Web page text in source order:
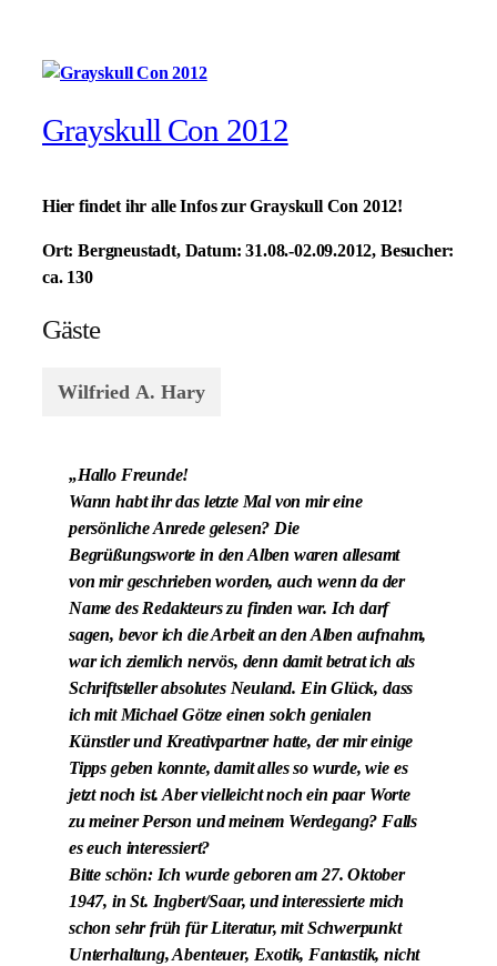
Grayskull Con 2012
Hier findet ihr alle Infos zur Grayskull Con 2012!
Ort:Bergneustadt, Datum: 31.08.-02.09.2012, Besucher:
ca. 130
Gäste
Wilfried A. Hary
„Hallo Freunde!
Wann habt ihr das letzte Mal von mir eine
persönliche Anrede gelesen? Die
Begrüßungsworte in den Alben waren allesamt
von mir geschrieben worden, auch wenn da der
Name des Redakteurs zu finden war. Ich darf
sagen, bevor ich die Arbeit an den Alben aufnahm,
war ich ziemlich nervös, denn damit betrat ich als
Schriftsteller absolutes Neuland. Ein Glück, dass
ich mit Michael Götze einen solch genialen
Künstler und Kreativpartner hatte, der mir einige
Tipps geben konnte, damit alles so wurde, wie es
jetzt noch ist. Aber vielleicht noch ein paar Worte
zu meiner Person und meinem Werdegang? Falls
es euch interessiert?
Bitte schön: Ich wurde geboren am 27. Oktober
1947, in St. Ingbert/Saar, und interessierte mich
schon sehr früh für Literatur, mit Schwerpunkt
Unterhaltung, Abenteuer, Exotik, Fantastik, nicht